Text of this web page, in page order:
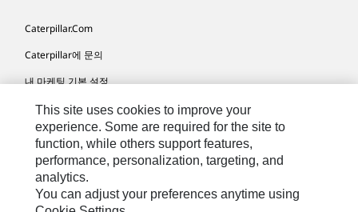
Caterpillar.com
Caterpillar에 문의
내 마케팅 기본 설정
사이트 맵
Cookie Settings
법적 고지
개인정보취급방침
This site uses cookies to improve your
experience. Some are required for the site to
function, while others support features,
performance, personalization, targeting, and
analytics.
You can adjust your preferences anytime using